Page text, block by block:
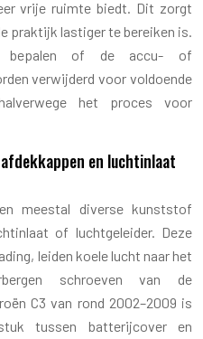
vrije ruimte biedt. Dit zorgt
praktijk lastiger te bereiken is.
of de accu- of
verwijderd voor voldoende
het proces voor
en luchtinlaat
meestal diverse kunststof
of luchtgeleider. Deze
leiden koele lucht naar het
schroeven van de
C3 van rond 2002–2009 is
tussen batterijcover en